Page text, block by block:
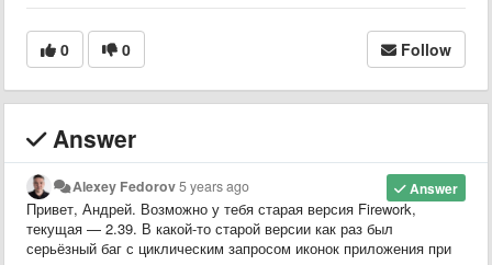
0 0 Follow
Answer
Answer
Alexey Fedorov5 years ago
Привет, Андрей. Возможно у тебя старая версия Firework,
текущая — 2.39. В какой-то старой версии как раз был
серьёзный баг с циклическим запросом иконок приложения при